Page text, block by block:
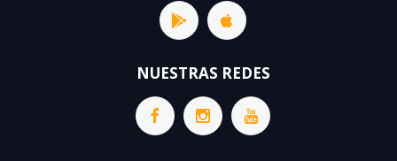
NUESTRAS REDES